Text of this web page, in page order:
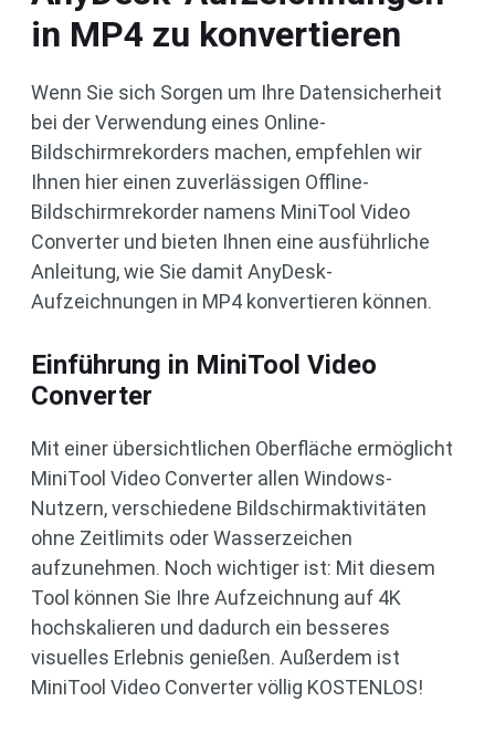
in MP4 zu konvertieren
Wenn Sie sich Sorgen um Ihre Datensicherheit
bei der Verwendung eines Online-
Bildschirmrekorders machen, empfehlen wir
Ihnen hier einen zuverlässigen Offline-
Bildschirmrekorder namens MiniTool Video
Converter und bieten Ihnen eine ausführliche
Anleitung, wie Sie damit AnyDesk-
Aufzeichnungen in MP4 konvertieren können.
Einführung in MiniTool Video
Converter
Mit einer übersichtlichen Oberfläche ermöglicht
MiniTool Video Converter allen Windows-
Nutzern, verschiedene Bildschirmaktivitäten
ohne Zeitlimits oder Wasserzeichen
aufzunehmen. Noch wichtiger ist: Mit diesem
Tool können Sie Ihre Aufzeichnung auf 4K
hochskalieren und dadurch ein besseres
visuelles Erlebnis genießen. Außerdem ist
MiniTool Video Converter völlig KOSTENLOS!